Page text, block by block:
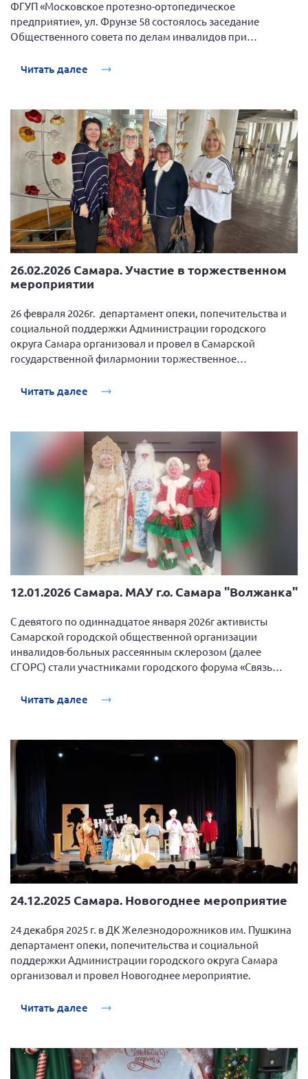
ФГУП «Московское протезно-ортопедическое
предприятие», ул. Фрунзе 58 состоялось заседание
Общественного совета по делам инвалидов при
Читать далее
26.02.2026 Самара. Участие в торжественном
мероприятии
26 февраля 2026г. департамент опеки, попечительства и
социальной поддержки Администрации городского
округа Самара организовал и провел в Самарской
государственной филармонии торжественное
Международному женскому дню.
Читать далее
12.01.2026 Самара. МАУ г.о. Самара "Волжанка"
С девятого по одиннадцатое января 2026г активисты
Самарской городской общественной организации
инвалидов-больных рассеянным склерозом (далее
СГОРС) стали участниками городского форума «Связь
департаментом опеки, попечительства и социальной
Читать далее
24.12.2025 Самара. Новогоднее мероприятие
24 декабря 2025 г. в ДК Железнодорожников им. Пушкина
департамент опеки, попечительства и социальной
поддержки Администрации городского округа Самара
организовал и провел Новогоднее мероприятие.
Читать далее